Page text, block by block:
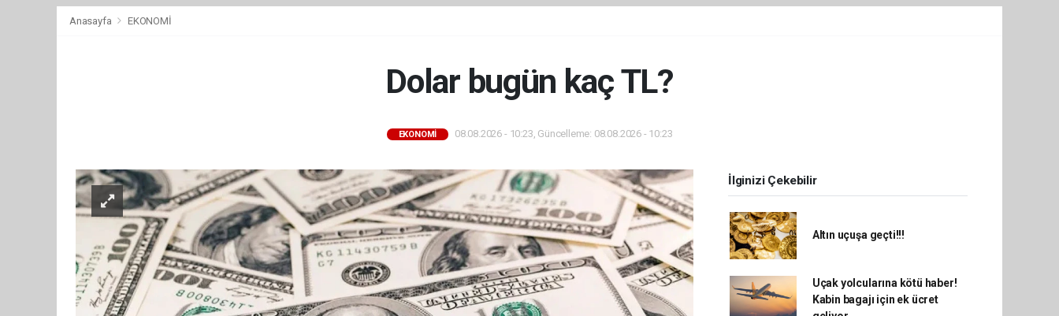
Anasayfa EKONOMİ
Dolar bugün kaç TL?
EKONOMİ 08.08.2026 - 10:23, Güncelleme: 08.08.2026 - 10:23
İlginizi Çekebilir
Altın uçuşa geçti!!!
Uçak yolcularına kötü haber!
Kabin bagajı için ek ücret